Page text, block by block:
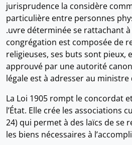
jurisprudence la considère
particulière entre personnes
.uvre déterminée se rattachant
congrégation est composée de
religieuses, ses buts sont pieux,
approuvé par une autorité
légale est à adresser au ministre
La Loi 1905 rompt le concordat
l’État. Elle crée les associations
24) qui permet à des laïcs de se
les biens nécessaires à